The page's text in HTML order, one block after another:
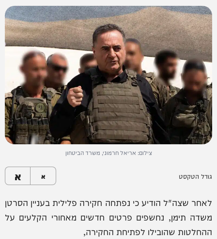
צילום: אריאל חרמוני, משרד הביטחון
גודל הטקסט א א
לאחר שצה"ל הודיע כי נפתחה חקירה פלילית בעניין הסרטן
משדה תימן, נחשפים פרטים חדשים מאחורי הקלעים על
ההחלטות שהובילו לפתיחת החקירה,